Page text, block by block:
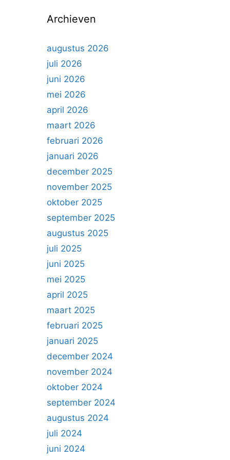
n
a
r
:
Archieven
augustus 2026
juli 2026
juni 2026
mei 2026
april 2026
maart 2026
februari 2026
januari 2026
december 2025
november 2025
oktober 2025
september 2025
augustus 2025
juli 2025
juni 2025
mei 2025
april 2025
maart 2025
februari 2025
januari 2025
december 2024
november 2024
oktober 2024
september 2024
augustus 2024
juli 2024
juni 2024